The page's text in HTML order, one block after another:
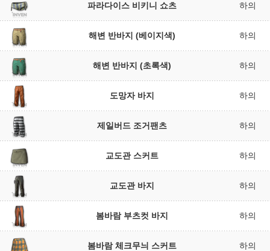
파라다이스 비키니 쇼츠 하의
해변 반바지 (베이지색) 하의
해변 반바지 (초록색) 하의
도망자 바지 하의
제일버드 조거팬츠 하의
교도관 스커트 하의
교도관 바지 하의
봄바람 부츠컷 바지 하의
봄바람 체크무늬 스커트 하의